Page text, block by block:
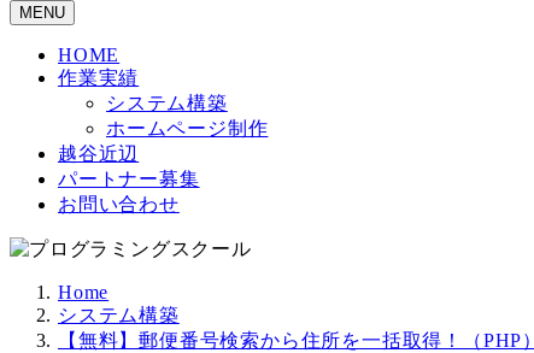
MENU
HOME
作業実績
システム構築
ホームページ制作
越谷近辺
パートナー募集
お問い合わせ
Home
システム構築
【無料】郵便番号検索から住所を一括取得！（PHP）